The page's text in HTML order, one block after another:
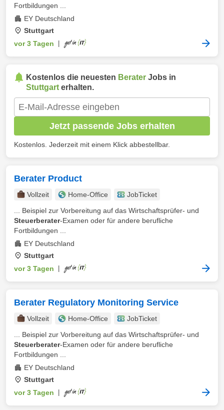
Fortbildungen ...
EY Deutschland
Stuttgart
vor 3 Tagen
Kostenlos die neuesten Berater Jobs in
Stuttgart erhalten.
Jetzt passende Jobs erhalten
Kostenlos. Jederzeit mit einem Klick abbestellbar.
Berater Product
Vollzeit Home-Office
JobTicket
... Beispiel zur Vorbereitung auf das Wirtschaftsprüfer- und
Steuerberater-Examen oder für andere berufliche
Fortbildungen ...
EY Deutschland
Stuttgart
vor 3 Tagen
Berater Regulatory Monitoring Service
Vollzeit Home-Office
JobTicket
... Beispiel zur Vorbereitung auf das Wirtschaftsprüfer- und
Steuerberater-Examen oder für andere berufliche
Fortbildungen ...
EY Deutschland
Stuttgart
vor 3 Tagen